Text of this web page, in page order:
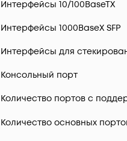
Интерфейсы 10/100BaseTX
Интерфейсы 1000BaseX SFP
Интерфейсы для
Консольный порт
Количество портов с
Количество основных